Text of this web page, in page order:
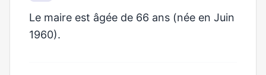
Le maire est âgée de 66 ans (née en Juin
1960).